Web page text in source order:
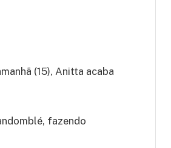
(15), Anitta acaba
fazendo